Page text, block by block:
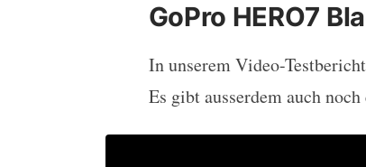
GoPro HERO7
In unserem Video-
Es gibt ausserdem auch